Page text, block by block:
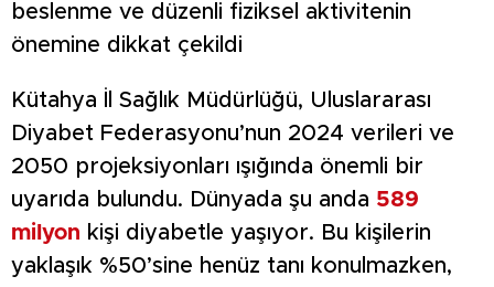
beslenme ve düzenli fiziksel aktivitenin
önemine dikkat çekildi
Kütahya İl Sağlık Müdürlüğü, Uluslararası
Diyabet Federasyonu’nun 2024 verileri ve
2050 projeksiyonları ışığında önemli bir
uyarıda bulundu. Dünyada şu anda 589
milyon kişi diyabetle yaşıyor. Bu kişilerin
yaklaşık %50’sine henüz tanı konulmazken,